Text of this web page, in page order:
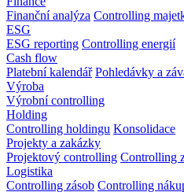
Finanční analýza Controlling
ESG
ESG reporting Controlling energií
Cash flow
Platební kalendář Pohledávky a
Výroba
Výrobní controlling
Holding
Controlling holdingu Konsolidace
Projekty a zakázky
Projektový controlling Controlling
Logistika
Controlling zásob Controlling